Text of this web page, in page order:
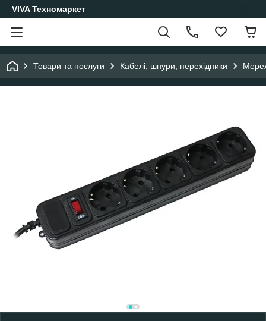
VIVA Техномаркет
Товари та послуги Кабелі, шнури, перехідники